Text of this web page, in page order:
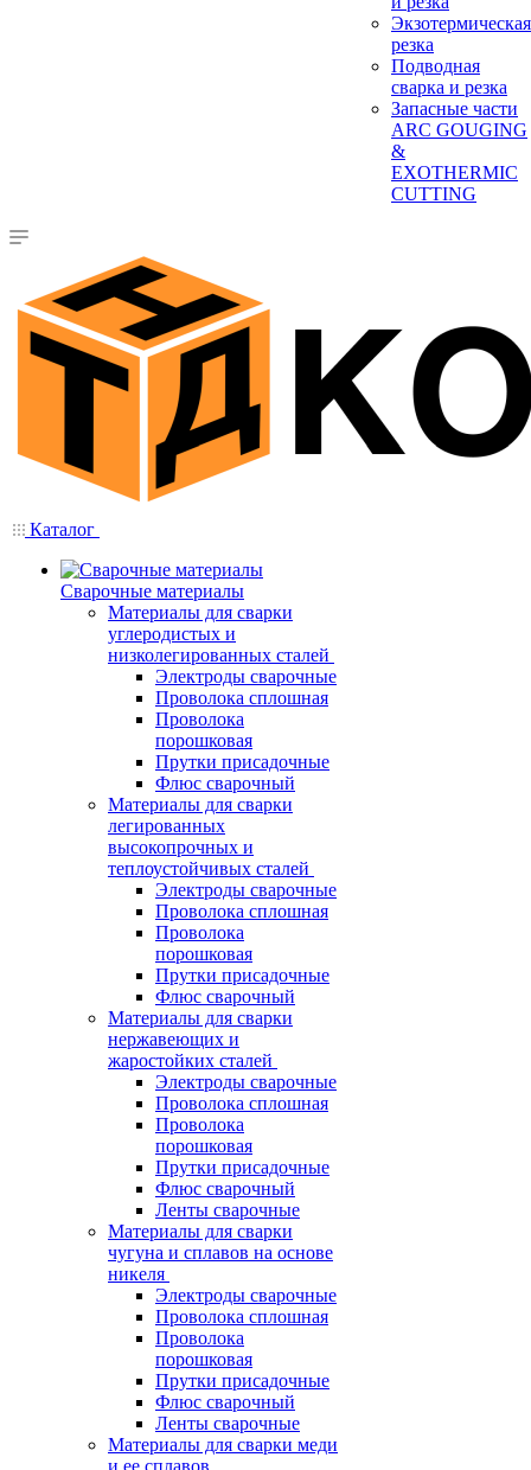
Экзотермическая
резка
Подводная
сварка и резка
Запасные части
ARC GOUGING
&
EXOTHERMIC
CUTTING
Каталог
Сварочные материалы
Материалы для сварки
углеродистых и
низколегированных сталей
Электроды сварочные
Проволока сплошная
Проволока
порошковая
Прутки присадочные
Флюс сварочный
Материалы для сварки
легированных
высокопрочных и
теплоустойчивых сталей
Электроды сварочные
Проволока сплошная
Проволока
порошковая
Прутки присадочные
Флюс сварочный
Материалы для сварки
нержавеющих и
жаростойких сталей
Электроды сварочные
Проволока сплошная
Проволока
порошковая
Прутки присадочные
Флюс сварочный
Ленты сварочные
Материалы для сварки
чугуна и сплавов на основе
никеля
Электроды сварочные
Проволока сплошная
Проволока
порошковая
Прутки присадочные
Флюс сварочный
Ленты сварочные
Материалы для сварки меди
и ее сплавов